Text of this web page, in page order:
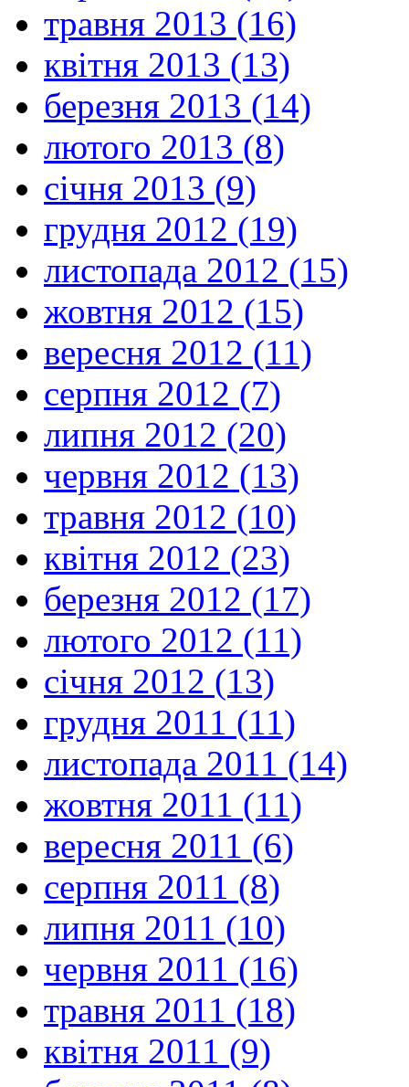
травня 2013 (16)
квітня 2013 (13)
березня 2013 (14)
лютого 2013 (8)
січня 2013 (9)
грудня 2012 (19)
листопада 2012 (15)
жовтня 2012 (15)
вересня 2012 (11)
серпня 2012 (7)
липня 2012 (20)
червня 2012 (13)
травня 2012 (10)
квітня 2012 (23)
березня 2012 (17)
лютого 2012 (11)
січня 2012 (13)
грудня 2011 (11)
листопада 2011 (14)
жовтня 2011 (11)
вересня 2011 (6)
серпня 2011 (8)
липня 2011 (10)
червня 2011 (16)
травня 2011 (18)
квітня 2011 (9)